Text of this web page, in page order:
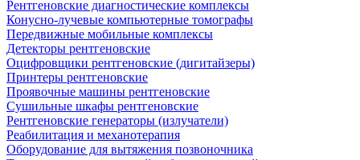
Рентгеновские диагностические комплексы
Конусно-лучевые компьютерные томографы
Передвижные мобильные комплексы
Детекторы рентгеновские
Оцифровщики рентгеновские (дигитайзеры)
Принтеры рентгеновские
Проявочные машины рентгеновские
Сушильные шкафы рентгеновские
Рентгеновские генераторы (излучатели)
Реабилитация и механотерапия
Оборудование для вытяжения позвоночника